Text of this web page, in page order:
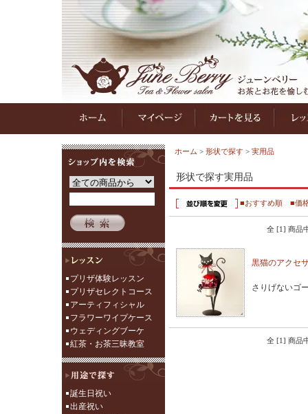
プリザ体験レッスン
プリザセレクトコース
アーティフィシャル
フラワーワイプケース
ウェディングブーケ
紅茶・お茶三昧教室
誕生日祝い
出産祝い
ホーム > 形状で探す > 実用品
形状で探す実用品
■おすすめ順 ■価
全 [1] 商品
黒猫のアクセ
さりげないゴ
全 [1] 商品